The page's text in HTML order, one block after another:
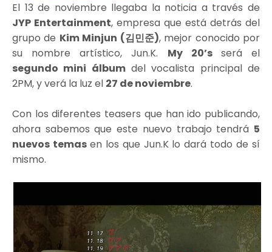
El 13 de noviembre llegaba la noticia a través de
JYP Entertainment, empresa que está detrás del
grupo de Kim Minjun (김민준), mejor conocido por
su nombre artístico, Jun.K. My 20’s será el
segundo mini álbumdel vocalista principal de
2PM, y verá la luz el 27 de noviembre.
Con los diferentes teasers que han ido publicando,
ahora sabemos que este nuevo trabajo tendrá 5
nuevos temas en los que Jun.K lo dará todo de sí
mismo.